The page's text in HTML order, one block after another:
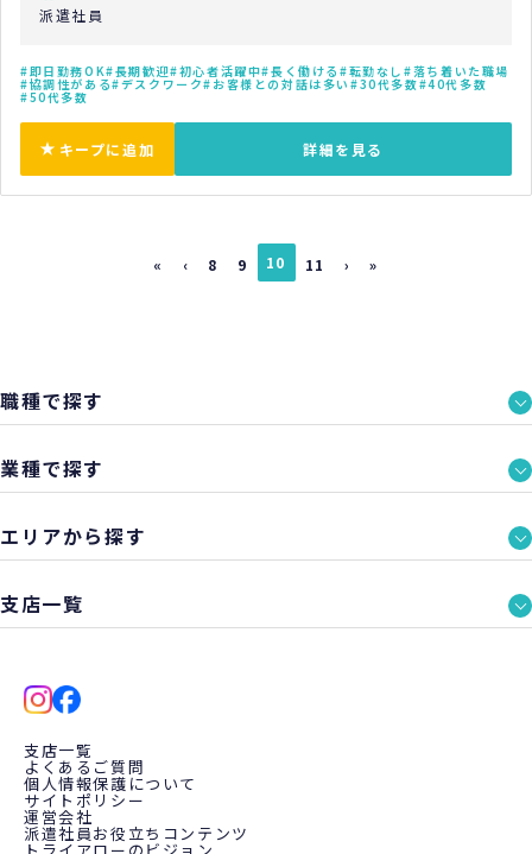
派遣社員
即日勤務OK 長期歓迎 初心者活躍中 長く働ける 転勤なし 落ち着いた職場
協調性がある デスクワーク お客様との対話は多い 30代多数 40代多数
50代多数
キープに追加 詳細を見る
« ‹ 8 9 10 11 › »
職種で探す
業種で探す
エリアから探す
支店一覧
支店一覧
よくあるご質問
個人情報保護について
サイトポリシー
運営会社
派遣社員お役立ちコンテンツ